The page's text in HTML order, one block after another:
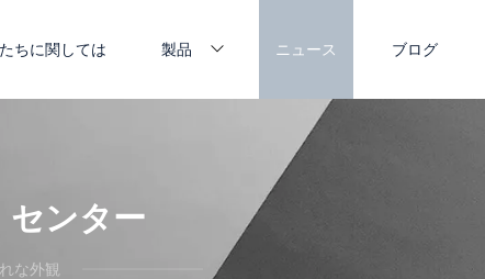
ちに関しては 製品 ニュース ブログ
センター
な外観